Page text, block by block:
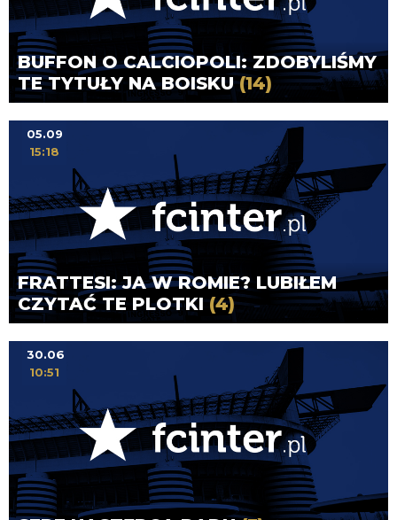
BUFFON O CALCIOPOLI: ZDOBYLIŚMY
TE TYTUŁY NA BOISKU(14)
FRATTESI: JA W ROMIE? LUBIŁEM
CZYTAĆ TE PLOTKI (4)
05.09
15:18
30.06
10:51